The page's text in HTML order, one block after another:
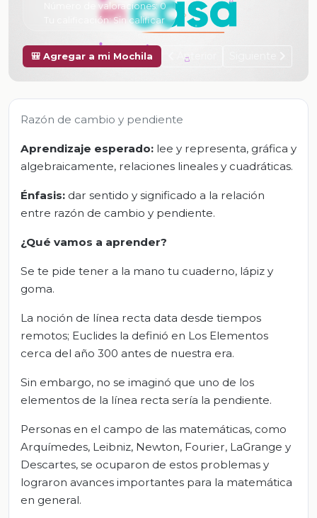
Número de valoraciones:0
Tu calificación:Sin calificar
🎒 Agregar a mi Mochila Anterior
Razón de cambio y pendiente
Aprendizaje esperado: lee y representa, gráfica y
algebraicamente, relaciones lineales y cuadráticas.
Énfasis: dar sentido y significado a la relación
entre razón de cambio y pendiente.
¿Qué vamos a aprender?
Se te pide tener a la mano tu cuaderno, lápiz y
goma.
La noción de línea recta data desde tiempos
remotos; Euclides la definió en Los Elementos
cerca del año 300 antes de nuestra era.
Sin embargo, no se imaginó que uno de los
elementos de la línea recta sería la pendiente.
Personas en el campo de las matemáticas, como
Arquímedes, Leibniz, Newton, Fourier, LaGrange y
Descartes, se ocuparon de estos problemas y
lograron avances importantes para la matemática
en general.